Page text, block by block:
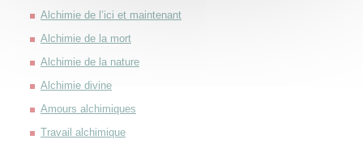
Alchimie de l’ici et maintenant
Alchimie de la mort
Alchimie de la nature
Alchimie divine
Amours alchimiques
Travail alchimique